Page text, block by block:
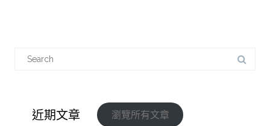
近期文章 瀏覽所有文章